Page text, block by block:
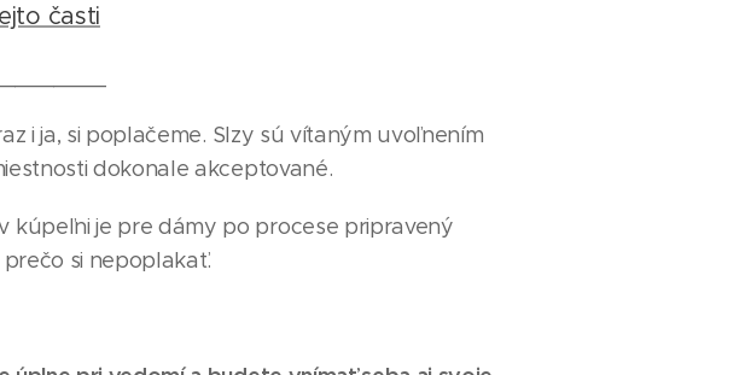
časti
i ja, si poplačeme. Slzy sú vítaným uvoľnením
dokonale akceptované.
kúpeľni je pre dámy po procese pripravený
si nepoplakať.